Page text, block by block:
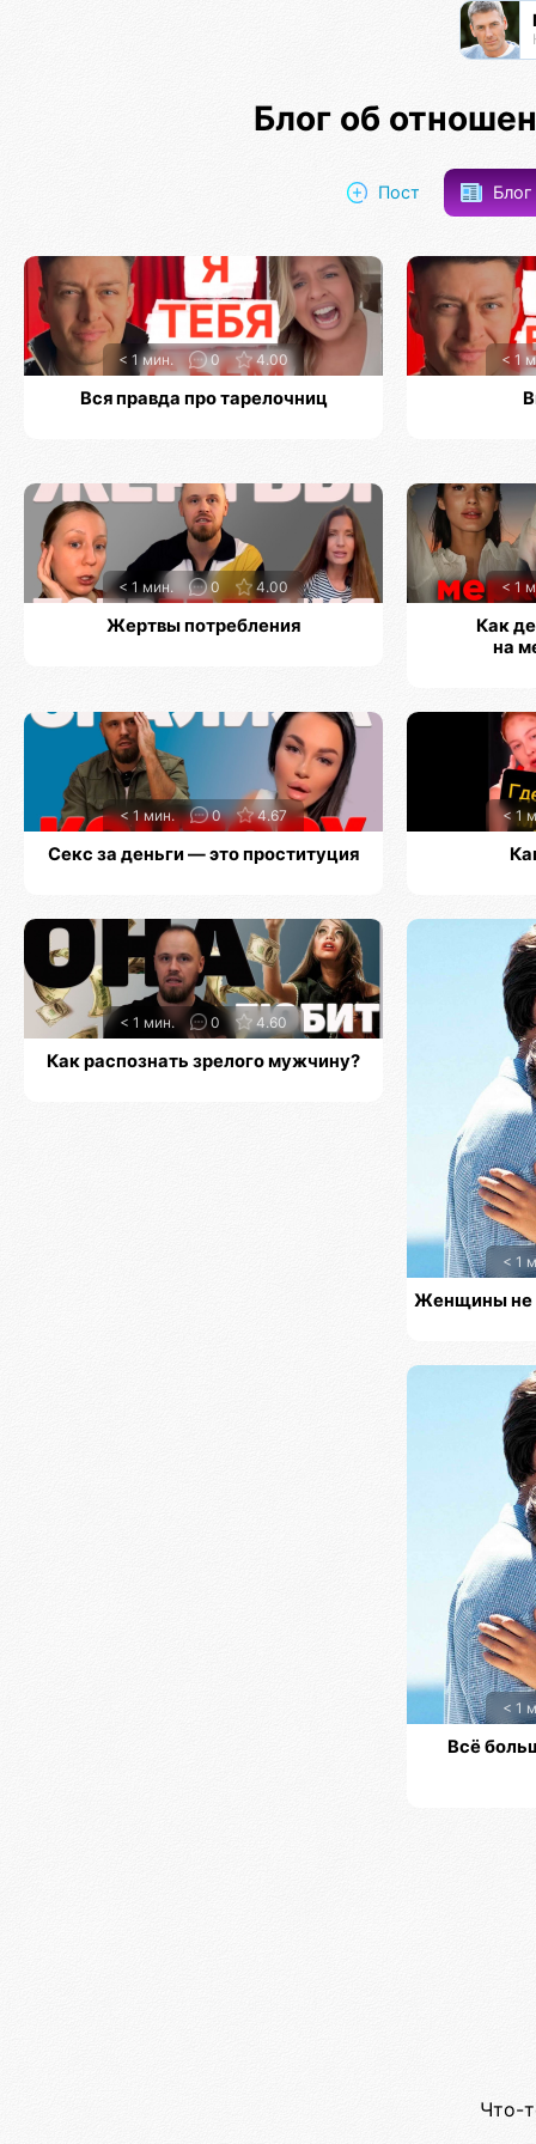
Блог об
Пост Блог
< 1 мин. 0 4.00
Вся правда про тарелочниц
< 1
< 1 мин. 0 4.00
Жертвы потребления
< 1
Как
на
< 1 мин. 0 4.67
Секс за деньги — это проституция
< 1
< 1 мин. 0 4.60
Как распознать зрелого мужчину?
< 1
Женщины не
< 1
Всё
Что-